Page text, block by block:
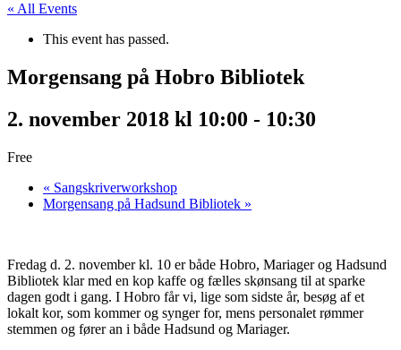
« All Events
This event has passed.
Morgensang på Hobro Bibliotek
2. november 2018 kl 10:00 - 10:30
Free
« Sangskriverworkshop
Morgensang på Hadsund Bibliotek »
Fredag d. 2. november kl. 10 er både Hobro, Mariager og Hadsund
Bibliotek klar med en kop kaffe og fælles skønsang til at sparke
dagen godt i gang. I Hobro får vi, lige som sidste år, besøg af et
lokalt kor, som kommer og synger for, mens personalet rømmer
stemmen og fører an i både Hadsund og Mariager.